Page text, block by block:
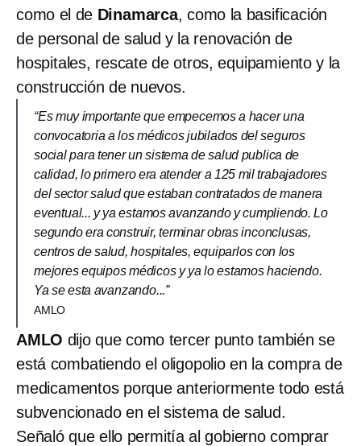
como el de Dinamarca, como la basificación
de personal de salud y la renovación de
hospitales, rescate de otros, equipamiento y la
construcción de nuevos.
“Es muy importante que empecemos a hacer una
convocatoria a los médicos jubilados del seguros
social para tener un sistema de salud publica de
calidad, lo primero era atender a 125 mil trabajadores
del sector salud que estaban contratados de manera
eventual... y ya estamos avanzando y cumpliendo. Lo
segundo era construir, terminar obras inconclusas,
centros de salud, hospitales, equiparlos con los
mejores equipos médicos y ya lo estamos haciendo.
Ya se esta avanzando...”
AMLO
AMLO dijo que como tercer punto también se
está combatiendo el oligopolio en la compra de
medicamentos porque anteriormente todo está
subvencionado en el sistema de salud.
Señaló que ello permitía al gobierno comprar